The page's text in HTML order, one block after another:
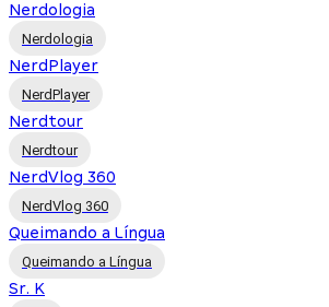
Nerdologia
Nerdologia
NerdPlayer
NerdPlayer
Nerdtour
Nerdtour
NerdVlog 360
NerdVlog 360
Queimando a Língua
Queimando a Língua
Sr. K